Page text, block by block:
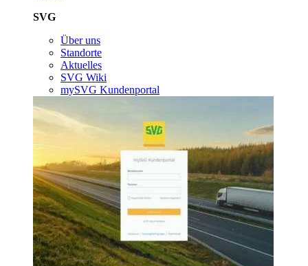
SVG
Über uns
Standorte
Aktuelles
SVG Wiki
mySVG Kundenportal